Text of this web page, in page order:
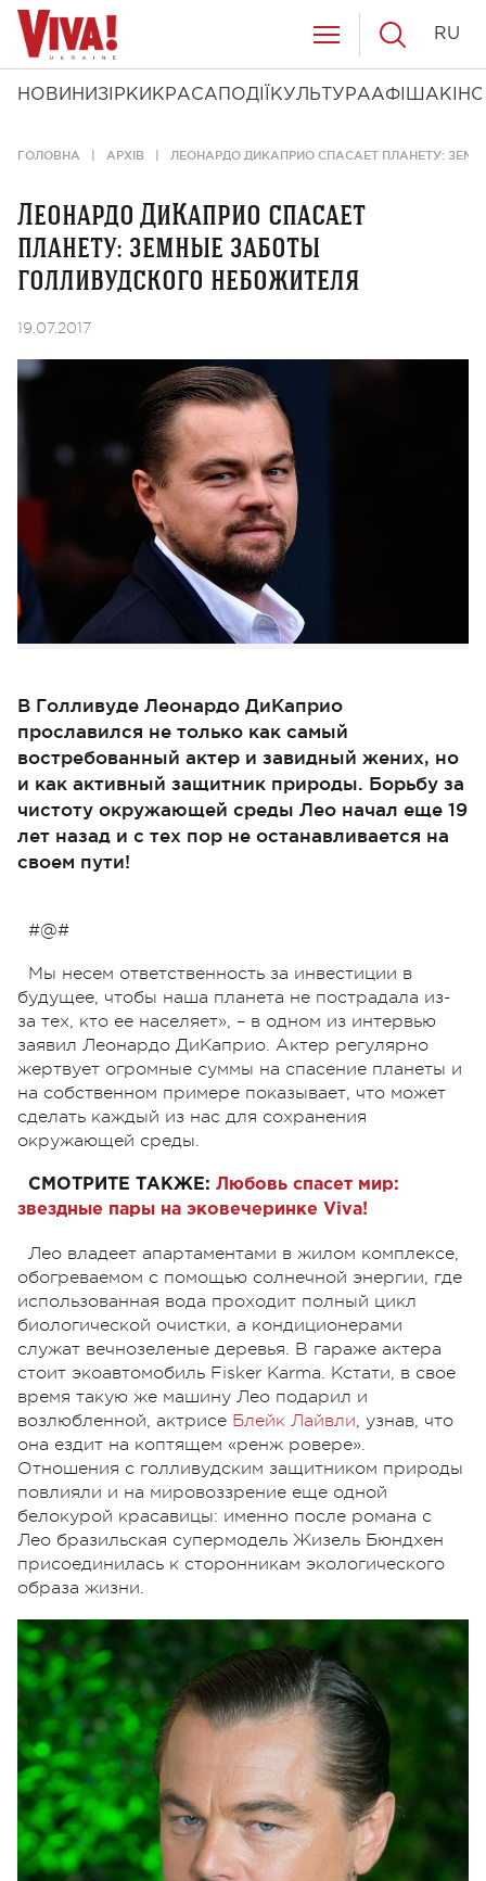
НОВИНИ ЗІРКИ КРАСА ПОДІЇ КУЛЬТУРААФІША КІНО
RU
ГОЛОВНА АРХІВ ЛЕОНАРДО ДИКАПРИО СПАСАЕТ ПЛАНЕТУ:
Леонардо ДиКаприо спасает
планету: земные заботы
голливудского небожителя
19.07.2017
В Голливуде Леонардо ДиКаприо
прославился не только как самый
востребованный актер и завидный жених, но
и как активный защитник природы. Борьбу за
чистоту окружающей среды Лео начал еще 19
лет назад и с тех пор не останавливается на
своем пути!
#@#
Мы несем ответственность за инвестиции в
будущее, чтобы наша планета не пострадала из-
за тех, кто ее населяет», – в одном из интервью
заявил Леонардо ДиКаприо. Актер регулярно
жертвует огромные суммы на спасение планеты и
на собственном примере показывает, что может
сделать каждый из нас для сохранения
окружающей среды.
СМОТРИТЕ ТАКЖЕ: Любовь спасет мир:
звездные пары на эковечеринке Viva!
Лео владеет апартаментами в жилом комплексе,
обогреваемом с помощью солнечной энергии, где
использованная вода проходит полный цикл
биологической очистки, а кондиционерами
служат вечнозеленые деревья. В гараже актера
стоит экоавтомобиль Fisker Karma. Кстати, в свое
время такую же машину Лео подарил и
возлюбленной, актрисе Блейк Лайвли, узнав, что
она ездит на коптящем «ренж ровере».
Отношения с голливудским защитником природы
повлияли и на мировоззрение еще одной
белокурой красавицы: именно после романа с
Лео бразильская супермодель Жизель Бюндхен
присоединилась к сторонникам экологического
образа жизни.